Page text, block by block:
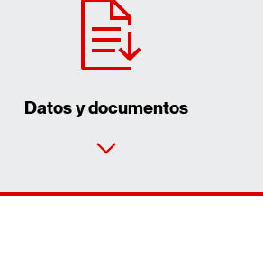
Datos y documentos